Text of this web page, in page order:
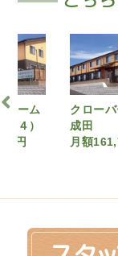
クローバーホーム
成田
月額161,700円